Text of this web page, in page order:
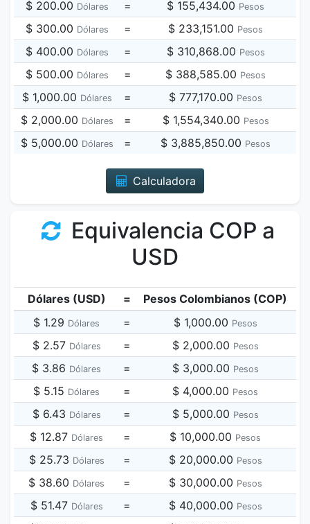
$ 200.00 Dólares = $ 155,434.00 Pesos
$ 300.00 Dólares = $ 233,151.00 Pesos
$ 400.00 Dólares = $ 310,868.00 Pesos
$ 500.00 Dólares = $ 388,585.00 Pesos
$ 1,000.00 Dólares = $ 777,170.00 Pesos
$ 2,000.00 Dólares = $ 1,554,340.00 Pesos
$ 5,000.00 Dólares = $ 3,885,850.00 Pesos
Calculadora
Equivalencia COP a
USD
Dólares (USD) =
Pesos Colombianos (COP)
$ 1.29 Dólares = $ 1,000.00 Pesos
$ 2.57 Dólares = $ 2,000.00 Pesos
$ 3.86 Dólares = $ 3,000.00 Pesos
$ 5.15 Dólares = $ 4,000.00 Pesos
$ 6.43 Dólares = $ 5,000.00 Pesos
$ 12.87 Dólares = $ 10,000.00 Pesos
$ 25.73 Dólares = $ 20,000.00 Pesos
$ 38.60 Dólares = $ 30,000.00 Pesos
$ 51.47 Dólares = $ 40,000.00 Pesos